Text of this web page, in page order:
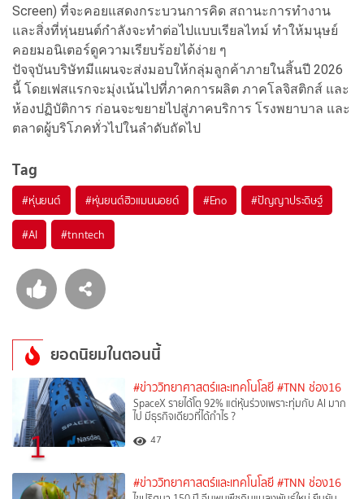
Screen) ที่จะคอยแสดงกระบวนการคิด สถานะการทำงาน
และสิ่งที่หุ่นยนต์กำลังจะทำต่อไปแบบเรียลไทม์ ทำให้มนุษย์
คอยมอนิเตอร์ดูความเรียบร้อยได้ง่าย ๆ
ปัจจุบันบริษัทมีแผนจะส่งมอบให้กลุ่มลูกค้าภายในสิ้นปี 2026
นี้ โดยเฟสแรกจะมุ่งเน้นไปที่ภาคการผลิต ภาคโลจิสติกส์ และ
ห้องปฏิบัติการ ก่อนจะขยายไปสู่ภาคบริการ โรงพยาบาล และ
ตลาดผู้บริโภคทั่วไปในลำดับถัดไป
Tag
#หุ่นยนต์ #หุ่นยนต์ฮิวแมนนอยด์ #Eno #ปัญญาประดิษฐ์
#AI #tnntech
ยอดนิยมในตอนนี้
1
#ข่าววิทยาศาสตร์และเทคโนโลยี #TNN ช่อง16
SpaceX รายได้โต 92% แต่หุ้นร่วงเพราะทุ่มกับ AI มาก
ไป มีธุรกิจเดียวที่ได้กำไร ?
47
#ข่าววิทยาศาสตร์และเทคโนโลยี #TNN ช่อง16